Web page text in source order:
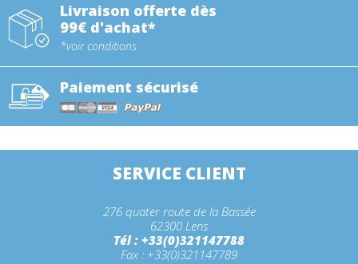
Livraison offerte dès
99€ d'achat*
*voir conditions
Paiement sécurisé
SERVICE CLIENT
276 quater route de la Bassée
62300 Lens
Tél : +33(0)321147788
Fax : +33(0)321147789